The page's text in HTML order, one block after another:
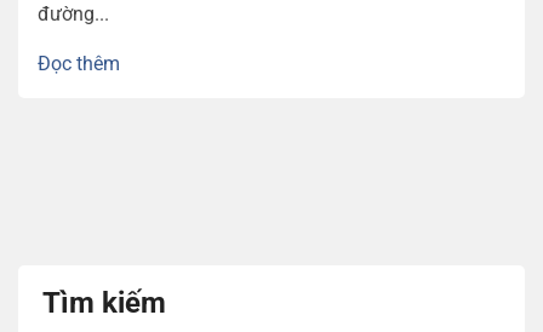
đường...
Đọc thêm
Tìm kiếm